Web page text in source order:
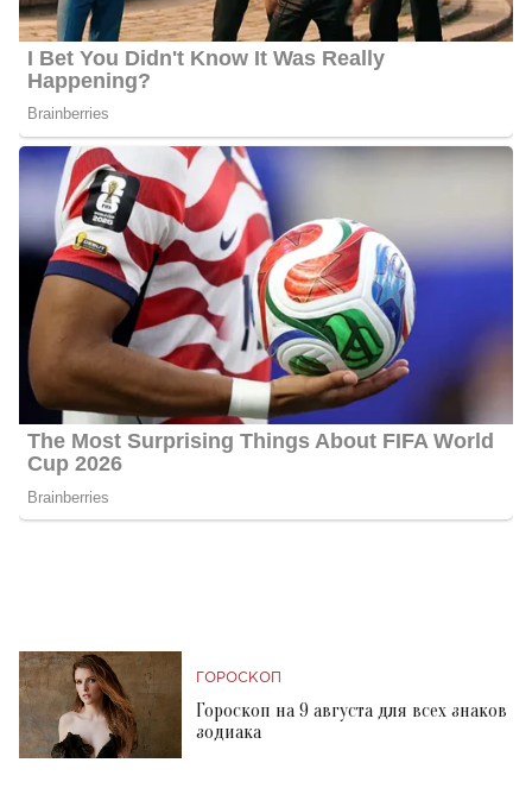
ГОРОСКОП
Гороскоп на 9 августа для всех знаков
зодиака